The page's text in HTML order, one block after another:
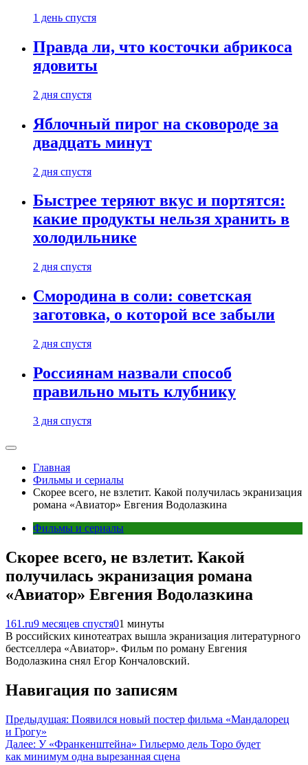
1 день спустя
Правда ли, что косточки абрикоса
ядовиты
2 дня спустя
Яблочный пирог на сковороде за
двадцать минут
2 дня спустя
Быстрее теряют вкус и портятся:
какие продукты нельзя хранить в
холодильнике
2 дня спустя
Смородина в соли: советская
заготовка, о которой все забыли
2 дня спустя
Россиянам назвали способ
правильно мыть клубнику
3 дня спустя
Главная
Фильмы и сериалы
Скорее всего, не взлетит. Какой получилась экранизация
романа «Авиатор» Евгения Водолазкина
Фильмы и сериалы
Скорее всего, не взлетит. Какой
получилась экранизация романа
«Авиатор» Евгения Водолазкина
161.ru9 месяцев спустя01 минуты
В российских кинотеатрах вышла экранизация литературного
бестселлера «Авиатор». Фильм по роману Евгения
Водолазкина снял Егор Кончаловский.
Навигация по записям
Предыдущая: Появился новый постер фильма «Мандалорец
и Грогу»
Далее: У «Франкенштейна» Гильермо дель Торо будет
как минимум одна вырезанная сцена